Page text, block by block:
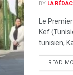
BY LA
Le
Kef
tunisien,
READ